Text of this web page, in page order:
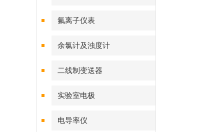
氟离子仪表
余氯计及浊度计
二线制变送器
实验室电极
电导率仪